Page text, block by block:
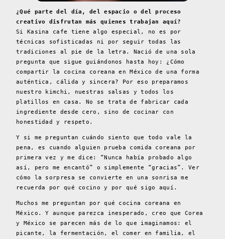
¿Qué parte del día, del espacio o del proceso
creativo disfrutan más quienes trabajan aquí?
Si Kasina cafe tiene algo especial, no es por
técnicas sofisticadas ni por seguir todas las
tradiciones al pie de la letra. Nació de una sola
pregunta que sigue guiándonos hasta hoy: ¿Cómo
compartir la cocina coreana en México de una forma
auténtica, cálida y sincera? Por eso preparamos
nuestro kimchi, nuestras salsas y todos los
platillos en casa. No se trata de fabricar cada
ingrediente desde cero, sino de cocinar con
honestidad y respeto.
Y si me preguntan cuándo siento que todo vale la
pena, es cuando alguien prueba comida coreana por
primera vez y me dice: “Nunca había probado algo
así, pero me encantó” o simplemente “gracias”. Ver
cómo la sorpresa se convierte en una sonrisa me
recuerda por qué cocino y por qué sigo aquí.
Muchos me preguntan por qué cocina coreana en
México. Y aunque parezca inesperado, creo que Corea
y México se parecen más de lo que imaginamos: el
picante, la fermentación, el comer en familia, el